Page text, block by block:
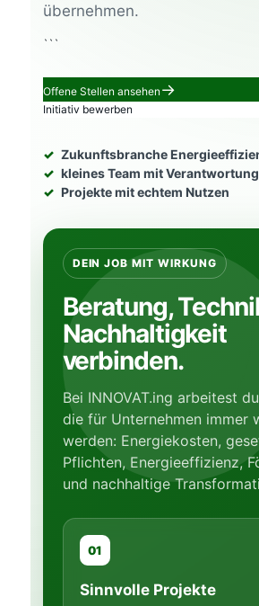
übernehmen.
```
Offene Stellen ansehen
Initiativ bewerben
Zukunftsbranche
kleines Team mit Verantwortung
Projekte mit echtem Nutzen
DEIN JOB MIT WIRKUNG
Beratung,
Nachhaltigkeit
verbinden.
Bei INNOVAT.ing arbeitest
die für Unternehmen immer
werden: Energiekosten,
Pflichten, Energieeffizienz,
und nachhaltige
01
Sinnvolle Projekte